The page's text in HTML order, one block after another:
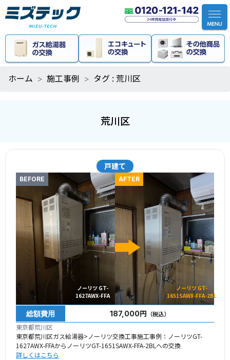
ホーム 施工事例 タグ : 荒川区
荒川区
戸建て
BEFORE
ノーリツ GT-
1627AWX-FFA
AFTER
ノーリツ GT-
1651SAWX-FFA-2BL
総額費用 187,000円 （税込）
東京都荒川区
東京都荒川区ガス給湯器>ノーリツ交換工事施工事例：ノーリツGT-
1627AWX-FFAからノーリツGT-1651SAWX-FFA-2BLへの交換
詳しくはこちら